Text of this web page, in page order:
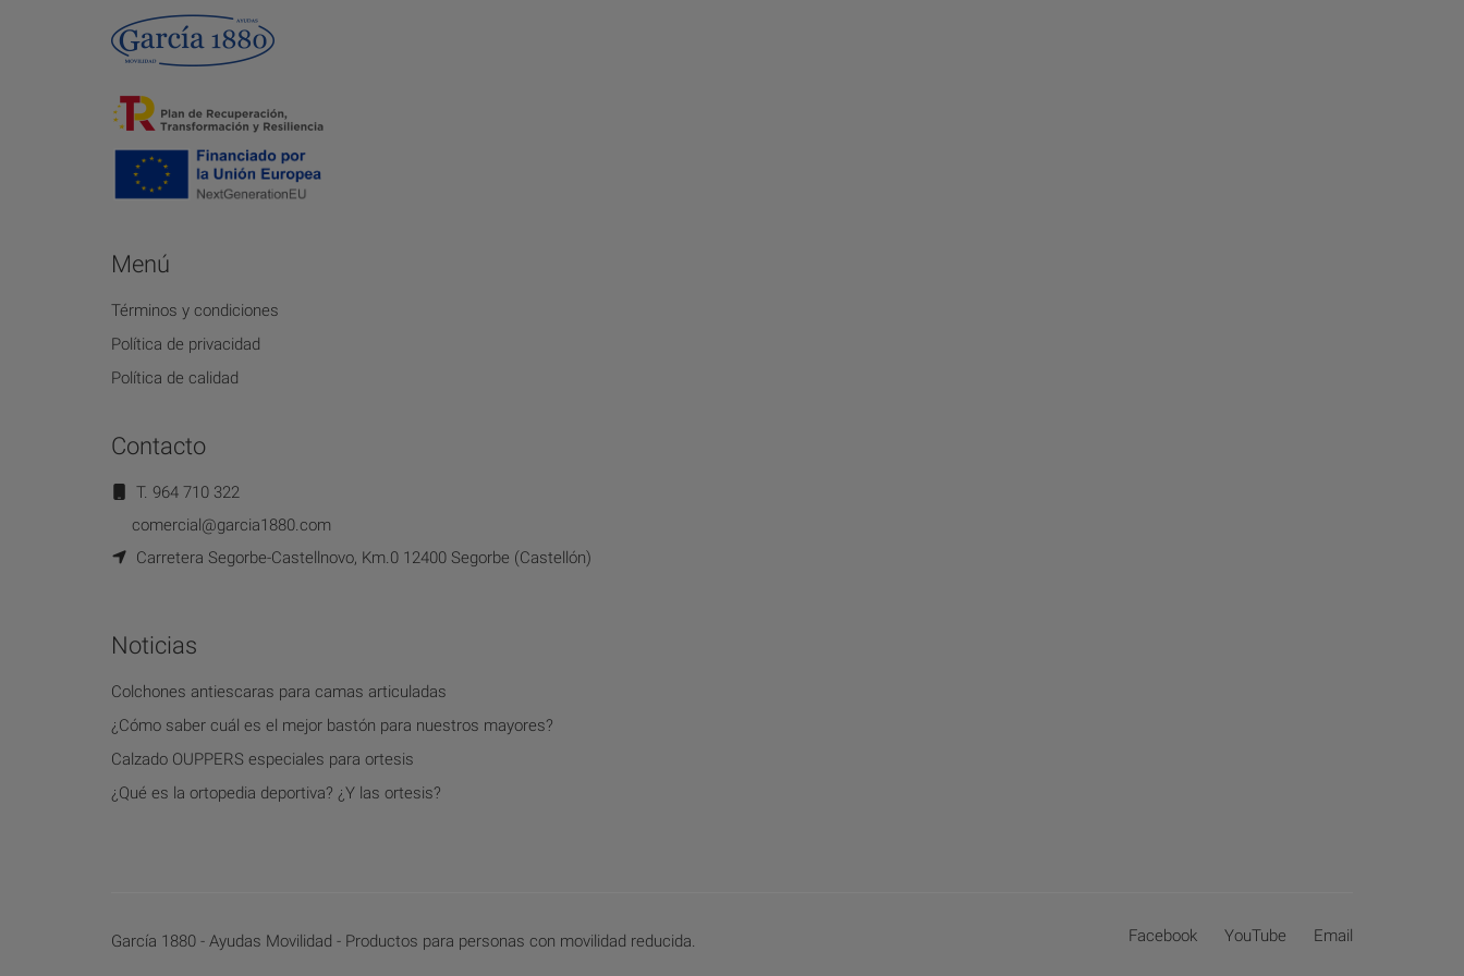
Menú
Términos y condiciones
Política de privacidad
Política de calidad
Contacto
T. 964 710 322
comercial@garcia1880.com
Carretera Segorbe-Castellnovo, Km.0 12400 Segorbe (Castellón)
Noticias
Colchones antiescaras para camas articuladas
¿Cómo saber cuál es el mejor bastón para nuestros mayores?
Calzado OUPPERS especiales para ortesis
¿Qué es la ortopedia deportiva? ¿Y las ortesis?
Facebook YouTube Email
García 1880 - Ayudas Movilidad - Productos para personas con movilidad reducida.